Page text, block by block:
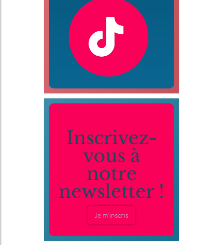
Inscrivez-
vous à
notre
newsletter !
Je m'inscris